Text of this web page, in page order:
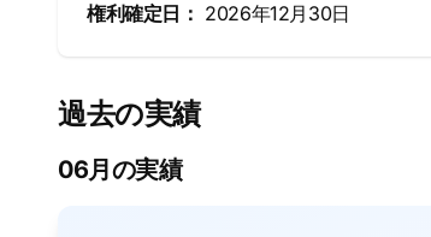
権利確定日： 2026年12月30日
過去の実績
06月の実績